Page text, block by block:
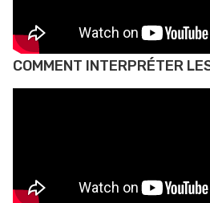
COMMENT INTERPRÉTER